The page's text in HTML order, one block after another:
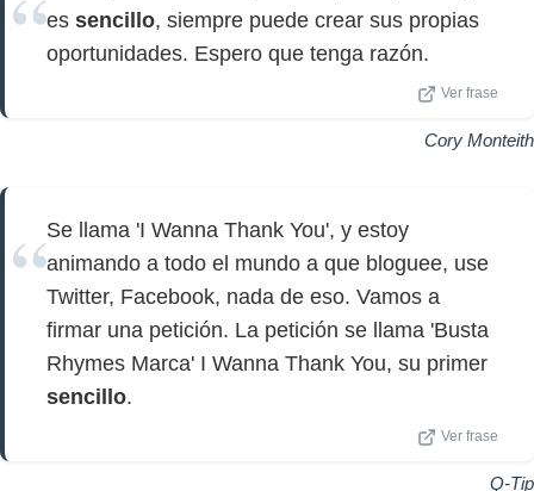
es sencillo, siempre puede crear sus propias
oportunidades. Espero que tenga razón.
Ver frase
Cory Monteith
Se llama 'I Wanna Thank You', y estoy
animando a todo el mundo a que bloguee, use
Twitter, Facebook, nada de eso. Vamos a
firmar una petición. La petición se llama 'Busta
Rhymes Marca' I Wanna Thank You, su primer
sencillo.
Ver frase
Q-Tip